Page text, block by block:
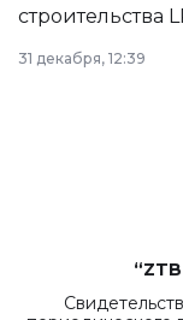
строительства
в Астане из
31 декабря, 12:39